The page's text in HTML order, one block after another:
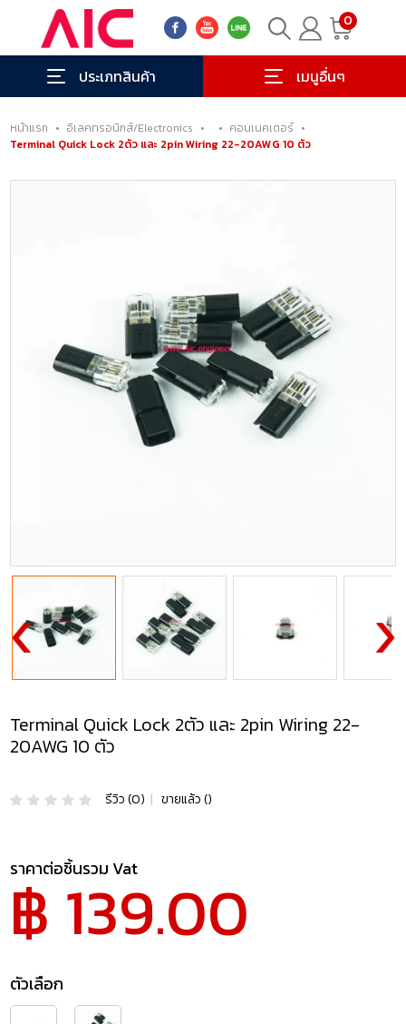
0
ประเภทสินค้า เมนูอื่นๆ
หน้าแรก • อิเลคทรอนิกส์/Electronics • • คอนเนคเตอร์ •
Terminal Quick Lock 2ตัว และ 2pin Wiring 22-20AWG 10 ตัว
Terminal Quick Lock 2ตัว และ 2pin Wiring 22-
20AWG 10 ตัว
รีวิว (0) | ขายแล้ว ()
ราคาต่อชิ้นรวม Vat
฿ 139.00
ตัวเลือก